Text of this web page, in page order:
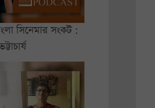
সিনেমার সংকট :